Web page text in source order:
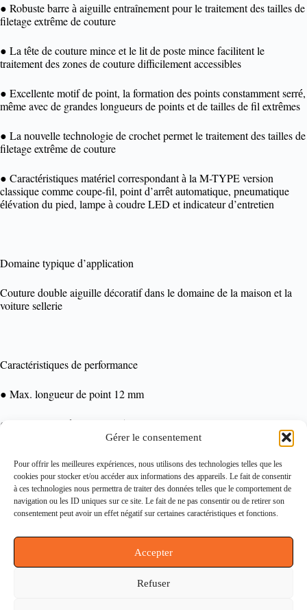
Gérer le consentement
Pour offrir les meilleures expériences, nous utilisons des technologies telles que les
cookies pour stocker et/ou accéder aux informations des appareils. Le fait de consentir
à ces technologies nous permettra de traiter des données telles que le comportement de
navigation ou les ID uniques sur ce site. Le fait de ne pas consentir ou de retirer son
consentement peut avoir un effet négatif sur certaines caractéristiques et fonctions.
Accepter
Refuser
● Robuste barre à aiguille entraînement pour le traitement des tailles de
filetage extrême de couture
● La tête de couture mince et le lit de poste mince facilitent le
traitement des zones de couture difficilement accessibles
● Excellente motif de point, la formation des points constamment serré,
même avec de grandes longueurs de points et de tailles de fil extrêmes
● La nouvelle technologie de crochet permet le traitement des tailles de
filetage extrême de couture
● Caractéristiques matériel correspondantà la M-TYPE version
classique comme coupe-fil, point d’arrêt automatique, pneumatique
élévation du pied, lampe à coudre LED et indicateur d’entretien
Domaine typique d’application
Couture double aiguille décoratif dans le domaine de la maison et la
voiture sellerie
Caractéristiques de performance
● Max. longueur de point 12 mm
● Max. vitesse de couture 2500 points / min
Notre histoire
Conditions générales de ventes (CGV)
Politique de confidentialité (RGPD)
Politique de cookies
Mentions légales
Informations
164 rue du Faubourg Saint Martin, 75010 Paris